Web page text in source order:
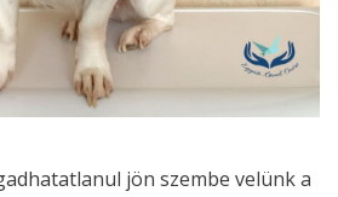
jön szembe velünk a